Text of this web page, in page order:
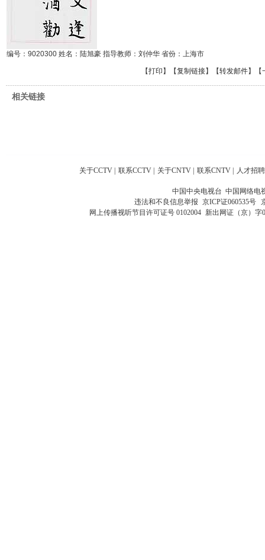
编号：9020300 姓名：陆旭豪 指导教师：刘仲华 省份：上海市
【打印 】【复制链接】【转发邮件】
相关链接
关于CCTV 联系CCTV 关于CNTV 联系CNTV 人才招聘
中国中央电视台 中国网络电
违法和不良信息举报 京ICP证060535号
网上传播视听节目许可证号 0102004 新出网证（京）